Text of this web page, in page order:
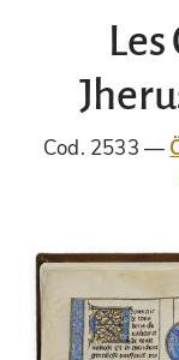
Cod. 2533